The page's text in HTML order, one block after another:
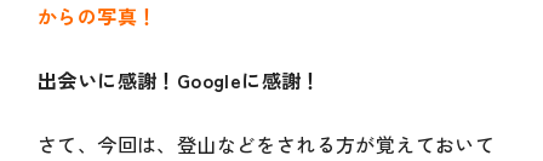
からの写真！
出会いに感謝！Googleに感謝！
さて、今回は、登山などをされる方が覚えておいて